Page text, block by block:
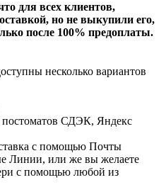
для всех клиентов,
но не выкупили его,
после 100% предоплаты.
несколько вариантов
СДЭК, Яндекс
с помощью Почты
Линии, или же вы желаете
с помощью любой из